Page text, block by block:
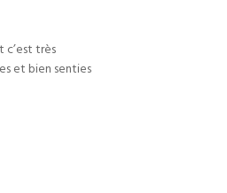
c’est très
et bien senties